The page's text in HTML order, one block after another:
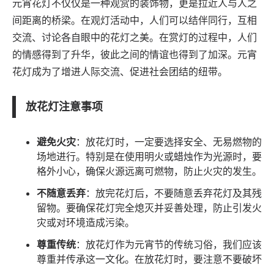
元宵花灯不仅仅是一种观赏的装饰物，更是拉近人与人之
间距离的桥梁。在观灯活动中，人们可以结伴同行，互相
交流、讨论各自眼中的花灯之美。在赏灯的过程中，人们
的情感得到了升华，彼此之间的情谊也得到了加深。元宵
花灯成为了增进人际交流、促进社会团结的纽带。
放花灯注意事项
避免火灾：放花灯时，一定要选择安全、无易燃物的
场地进行。特别是在使用明火或蜡烛作为光源时，要
格外小心，确保火源远离可燃物，防止火灾的发生。
不随意丢弃：放完花灯后，不要随意丢弃花灯及其残
留物。要确保花灯完全熄灭并妥善处理，防止引发火
灾或对环境造成污染。
尊重传统：放花灯作为元宵节的传统习俗，我们应该
尊重并传承这一文化。在放花灯时，要注意不要破坏